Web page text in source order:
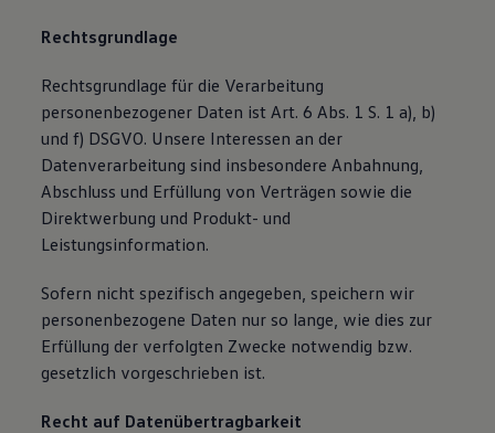
Rechtsgrundlage
Rechtsgrundlage für die Verarbeitung
personenbezogener Daten ist Art. 6 Abs. 1 S. 1 a), b)
und f) DSGVO. Unsere Interessen an der
Datenverarbeitung sind insbesondere Anbahnung,
Abschluss und Erfüllung von Verträgen sowie die
Direktwerbung und Produkt- und
Leistungsinformation.
Sofern nicht spezifisch angegeben, speichern wir
personenbezogene Daten nur so lange, wie dies zur
Erfüllung der verfolgten Zwecke notwendig bzw.
gesetzlich vorgeschrieben ist.
Recht auf Datenübertragbarkeit